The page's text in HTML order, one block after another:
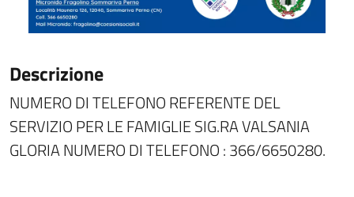
Descrizione
NUMERO DI TELEFONO REFERENTE DEL
SERVIZIO PER LE FAMIGLIE SIG.RA VALSANIA
GLORIA NUMERO DI TELEFONO : 366/6650280.